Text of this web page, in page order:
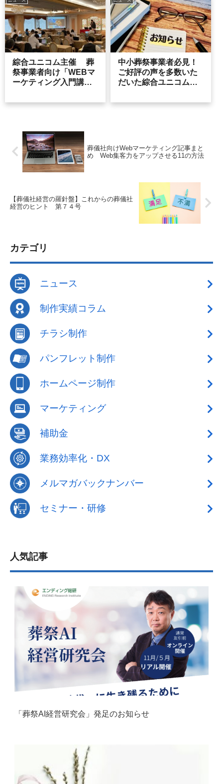
綜合ユニコム主催 葬
祭事業者向け「WEBマ
ーケティング入門講
た。
中小葬祭事業者必見！
ご好評の声を多数いた
だいた綜合ユニコム主
す。
葬儀社向けWebマーケティング記事まと
め Web集客力をアップさせる11の方法
【葬儀社経営の羅針盤】これからの葬儀社
経営のヒント 第７４号
カテゴリ
ニュース
制作実績コラム
チラシ制作
パンフレット制作
ホームページ制作
マーケティング
補助金
業務効率化・DX
メルマガバックナンバー
セミナー・研修
人気記事
「葬祭AI経営研究会」発足のお知らせ